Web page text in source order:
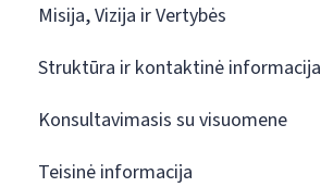
Misija, Vizija ir Vertybės
Struktūra ir kontaktinė informacija
Konsultavimasis su visuomene
Teisinė informacija